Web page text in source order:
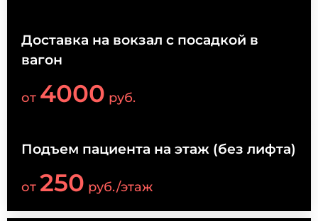
Доставка на вокзал с посадкой в
вагон
от 4000 руб.
Подъем пациента на этаж (без лифта)
от 250 руб./этаж